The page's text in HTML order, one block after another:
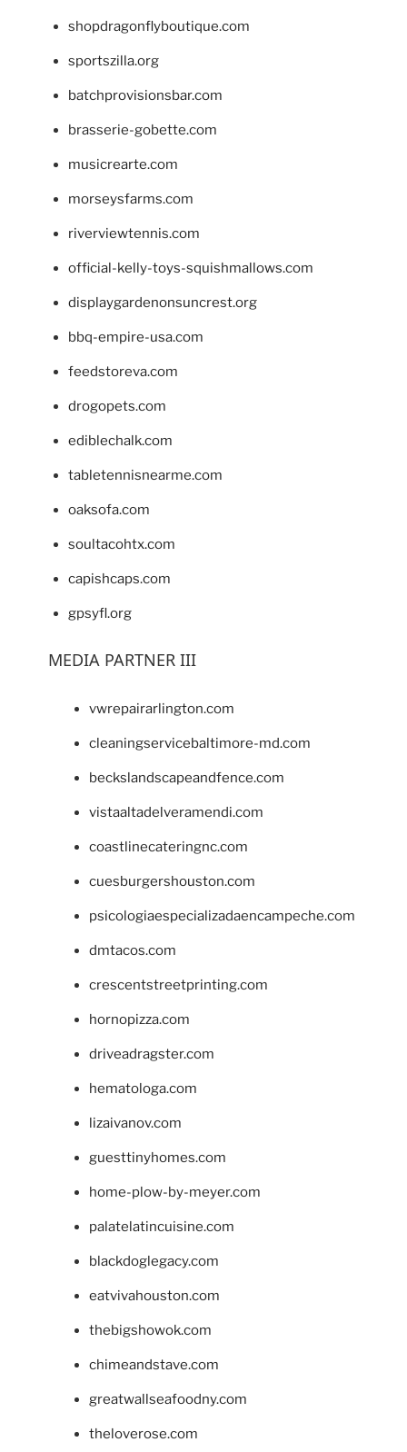
shopdragonflyboutique.com
sportszilla.org
batchprovisionsbar.com
brasserie-gobette.com
musicrearte.com
morseysfarms.com
riverviewtennis.com
official-kelly-toys-squishmallows.com
displaygardenonsuncrest.org
bbq-empire-usa.com
feedstoreva.com
drogopets.com
ediblechalk.com
tabletennisnearme.com
oaksofa.com
soultacohtx.com
capishcaps.com
gpsyfl.org
MEDIA PARTNER III
vwrepairarlington.com
cleaningservicebaltimore-md.com
beckslandscapeandfence.com
vistaaltadelveramendi.com
coastlinecateringnc.com
cuesburgershouston.com
psicologiaespecializadaencampeche.com
dmtacos.com
crescentstreetprinting.com
hornopizza.com
driveadragster.com
hematologa.com
lizaivanov.com
guesttinyhomes.com
home-plow-by-meyer.com
palatelatincuisine.com
blackdoglegacy.com
eatvivahouston.com
thebigshowok.com
chimeandstave.com
greatwallseafoodny.com
theloverose.com